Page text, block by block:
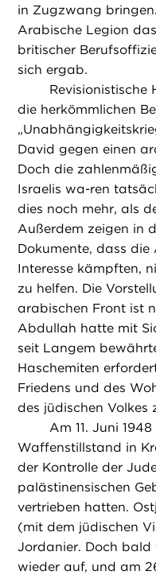
in Zugzwang
Arabische Legion
britischer
sich ergab.
Revisionistische
die herkömmlichen
David gegen einen
Doch die
Israelis wa-ren
dies noch mehr, als
Außerdem zeigen in
Dokumente, dass die
Interesse kämpften,
zu helfen. Die
arabischen Front ist
Abdullah hatte mit
seit Langem
Haschemiten
Friedens und des
des jüdischen Volkes
Am 11. Juni
Waffenstillstand in
der Kontrolle der
palästinensischen
vertrieben hatten.
(mit dem jüdischen
Jordanier. Doch
wieder auf, und am